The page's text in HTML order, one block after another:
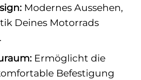
Modernes Aussehen,
Deines Motorrads
Ermöglicht die
Befestigung